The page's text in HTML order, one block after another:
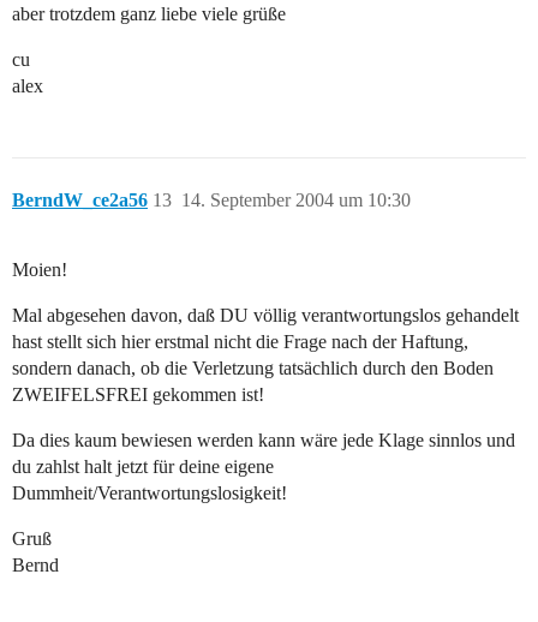
aber trotzdem ganz liebe viele grüße
cu
alex
BerndW_ce2a56 14. September 2004 um 10:30
13
Moien!
Mal abgesehen davon, daß DU völlig verantwortungslos gehandelt
hast stellt sich hier erstmal nicht die Frage nach der Haftung,
sondern danach, ob die Verletzung tatsächlich durch den Boden
ZWEIFELSFREI gekommen ist!
Da dies kaum bewiesen werden kann wäre jede Klage sinnlos und
du zahlst halt jetzt für deine eigene
Dummheit/Verantwortungslosigkeit!
Gruß
Bernd